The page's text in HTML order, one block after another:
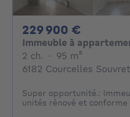
229 900 €
Immeuble à
2 ch. 2 chambres
· 95 m²
6182 Courcelles Souvret
Super opportunité.:
unités rénové et conforme